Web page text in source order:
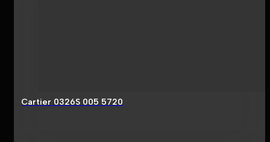
Cartier 0326S 005 5720